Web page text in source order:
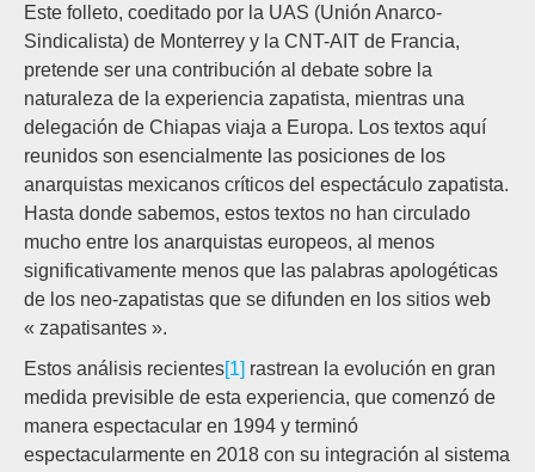
Este folleto, coeditado por la UAS (Unión Anarco-
Sindicalista) de Monterrey y la CNT-AIT de Francia,
pretende ser una contribución al debate sobre la
naturaleza de la experiencia zapatista, mientras una
delegación de Chiapas viaja a Europa. Los textos aquí
reunidos son esencialmente las posiciones de los
anarquistas mexicanos críticos del espectáculo zapatista.
Hasta donde sabemos, estos textos no han circulado
mucho entre los anarquistas europeos, al menos
significativamente menos que las palabras apologéticas
de los neo-zapatistas que se difunden en los sitios web
« zapatisantes ».
Estos análisis recientes[1] rastrean la evolución en gran
medida previsible de esta experiencia, que comenzó de
manera espectacular en 1994 y terminó
espectacularmente en 2018 con su integración al sistema